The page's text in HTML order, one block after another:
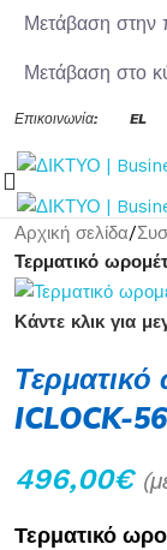
Μετάβαση στην
Μετάβαση στο
Επικοινωνία: EL
Αρχική σελίδα/
Τερματικό
Κάντε κλικ για
ICLOCK-
496,00€
Τερματικό